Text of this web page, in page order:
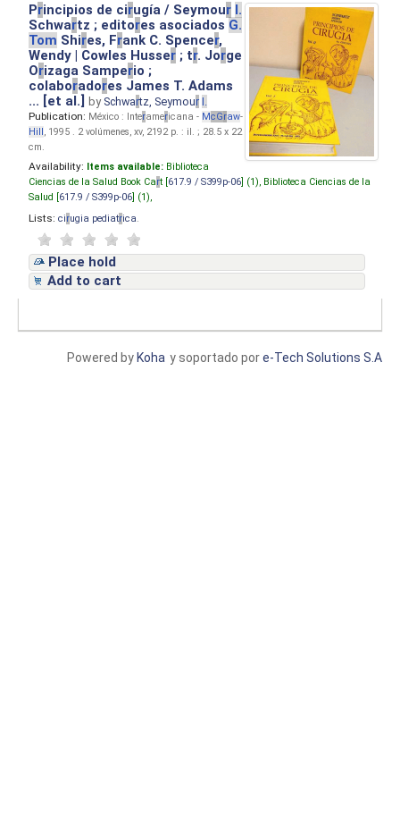
Principios de cirugía / Seymour I.
Schwartz ; editores asociados G.
Tom Shires, Frank C. Spencer,
Wendy | Cowles Husser ; tr. Jorge
Orizaga Samperio ;
colaboradores James T. Adams
... [et al.]by Schwartz, Seymour I.
Publication: México : Interamericana - McGraw-
Hill, 1995 . 2 volúmenes, xv, 2192 p. : il. ; 28.5 x 22
cm.
Availability: Items available: Biblioteca
Ciencias de la Salud Book Cart [ 617.9 / S399p-06 ] (1), Biblioteca Ciencias de la
Salud [ 617.9 / S399p-06 ] (1),
Lists: cirugia pediatrica
Place hold
Add to cart
y soportado pore-Tech Solutions S.A
Powered by Koha